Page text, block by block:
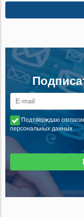
Подтверждаю
персональных данных